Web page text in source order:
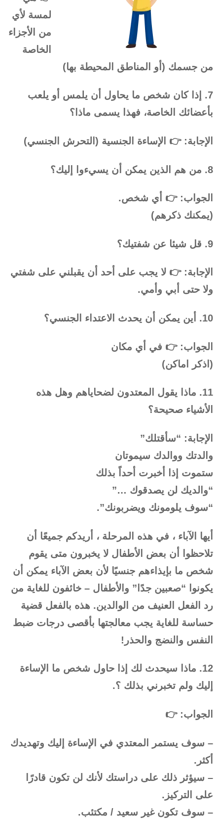
لمسة لأي
من الأجزاء
الخاصة
من جسمك (أو المناطق المحيطة بها)
7. إذا كان شخص ما يحاول أن يلمس أو يلعب
بأعضائك الخاصة، فهذا يسمى ماذا؟
الإجابة: 👉 الإساءة الجنسية (التحرش الجنسي)
8. من هم الذين يمكن أن يسيءوا إليك؟
الجواب: 👉 أي شخص.
(يمكنك ذكرهم)
9. قل شيئا عن شفتيك؟
الإجابة: 👉 لا يجب على أحد أن يقبلني على شفتي
ولا حتى أبي وأمي.
10. أين يمكن أن يحدث الاعتداء الجنسي؟
الجواب: 👉 في أي مكان
(اذكر اماكن)
11. ماذا يقول المعتدون لضحاياهم وهل هذه
الأشياء صحيحة؟
الإجابة: “سأقتلك”
والدتك ووالدك سيموتان
ستموت إذا أخبرت أحداً بذلك
“والديك لن يصدقوك …”
“سوف يلومونك ويضربونك”.
أيها الآباء ، في هذه المرحلة ، أريدكم جميعًا أن
تلاحظوا أن بعض الأطفال لا يخبرون متى يقوم
شخص ما بإيذاءهم جنسيًا لأن بعض الآباء يمكن أن
يكونوا “صعبين جدًا” والأطفال – خائفون للغاية من
رد الفعل العنيف من الوالدين. هذه بالفعل قضية
حساسة للغاية يجب معالجتها بأقصى درجات ضبط
النفس والنضج والحذر!
12. ماذا سيحدث لك إذا حاول شخص ما الإساءة
إليك ولم تخبرني بذلك ؟.
الجواب: 👉
– سوف يستمر المعتدي في الإساءة إليك وتهديدك
أكثر.
– سيؤثر ذلك على دراستك لأنك لن تكون قادرًا
على التركيز.
– سوف تكون غير سعيد / مكتئب.